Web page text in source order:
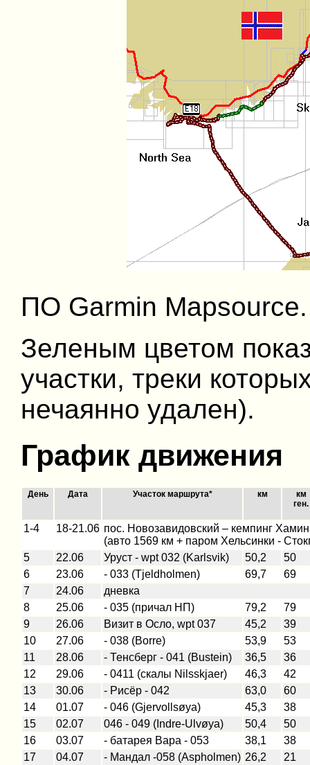
ПО Garmin Mapsource.
Зеленым цветом
участки, треки
нечаянно удален).
График движения
День Дата Участок маршрута* км
км
ген.
1-4 18-21.06 пос. Новозавидовский – кемпинг
(авто 1569 км + паром Хельсинки -
5
22.06 Уруст - wpt 032 (Karlsvik) 50,2
50
6
23.06 - 033 (Tjeldholmen) 69,7
69
7
24.06
дневка
8
25.06 - 035 (причал НП) 79,2
79
9
26.06 Визит в Осло, wpt 037 45,2
39
10
27.06 - 038 (Borre) 53,9
53
11
28.06 - Тенсберг - 041 (Bustein) 36,5
36
12
29.06 - 0411 (скалы Nilsskjaer) 46,3
42
13
30.06 - Рисёр - 042 63,0
60
14
01.07 - 046 (Gjervollsøya) 45,3
38
15
02.07 046 - 049 (Indre-Ulvøya) 50,4
50
16
03.07 - батарея Вара - 053 38,1
38
17
04.07 - Мандал -058 (Aspholmen) 26,2
21